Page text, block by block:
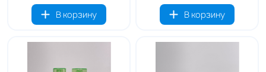
В корзину
В корзину